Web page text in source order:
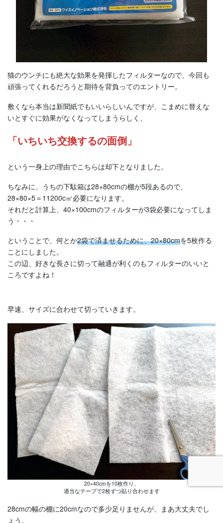
猫のウンチにも絶大な効果を発揮したフィルターなので、今回も
頑張ってくれるだろうと期待を背負ってのエントリー。
敷くなら本当は新聞紙でもいいらしいんですが、こまめに替えな
いとすぐに効果がなくなってしまうらしく、
「いちいち交換するの面倒」
という一身上の理由でこちらは却下となりました。
ちなみに、うちの下駄箱は28×80cmの棚が5段あるので、
28×80×5＝11200c㎡必要になります。
それだと計算上、40×100cmのフィルターが3袋必要になってしま
う・・・
ということで、何とか2袋で済ませるために、20×80cmを5枚作る
ことにしました。
この辺、好きな長さに切って融通が利くのもフィルターのいいと
ころですよね！
早速、サイズに合わせて切っていきます。
20×40cmを10枚作り、
適当なテープで2枚ずつ貼り合わせます
28cmの幅の棚に20cmなので多少足りませんが、まあ大丈夫でし
ょう。